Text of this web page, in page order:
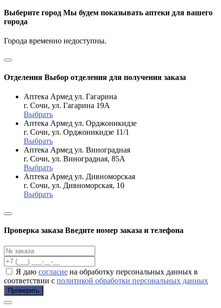
Выберите город Мы будем показывать аптеки для вашего
города
Города временно недоступны.
Отделения Выбор отделения для получения заказа
Аптека Армед ул. Гагарина
г. Сочи, ул. Гагарина 19А
Выбрать
Аптека Армед ул. Орджоникидзе
г. Сочи, ул. Орджоникидзе 11/1
Выбрать
Аптека Армед ул. Виноградная
г. Сочи, ул. Виноградная, 85А
Выбрать
Аптека Армед ул. Дивноморская
г. Сочи, ул. Дивноморская, 10
Выбрать
Проверка заказа Введите номер заказа и телефона
Я даю согласие на обработку персональных данных в
соответствии с политикой обработки персональных данных
Проверить